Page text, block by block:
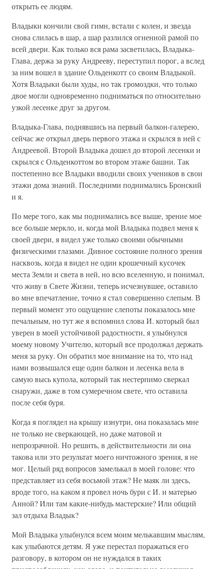
открыть ее людям.
Владыки кончили свой гимн, встали с колен, и звезда
снова слилась в шар, а шар разлился огненной рамой по
всей двери. Как только вся рама засветилась, Владыка-
Глава, держа за руку Андрееву, переступил порог, а вслед
за ним вошел в здание Ольденкотт со своим Владыкой.
Хотя Владыки были худы, но так громоздки, что только
двое могли одновременно подниматься по относительно
узкой лесенке друг за другом.
Владыка-Глава, поднявшись на первый балкон-галерею,
сейчас же открыл дверь первого этажа и скрылся в ней с
Андреевой. Второй Владыка дошел до второй лесенки и
скрылся с Ольденкоттом во втором этаже башни. Так
постепенно все Владыки вводили своих учеников в свои
этажи дома знаний. Последними поднимались Бронский
и я.
По мере того, как мы поднимались все выше, зрение мое
все больше меркло, и, когда мой Владыка подвел меня к
своей двери, я видел уже только своими обычными
физическими глазами. Дивное состояние полного зрения
насквозь, когда я видел не один крошечный кусочек
места Земли и света в ней, но всю вселенную, и понимал,
что живу в Свете Жизни, теперь исчезнувшее, оставило
во мне впечатление, точно я стал совершенно слепым. В
первый момент это ощущение слепоты показалось мне
печальным, но тут же я вспомнил слова И. который был
уверен в моей устойчивой радостности, я улыбнулся
моему новому Учителю, который все продолжал держать
меня за руку. Он обратил мое внимание на то, что над
нами возвышался еще один балкон и лесенка вела в
самую высь купола, который так нестерпимо сверкал
снаружи, даже в том сумеречном свете, что оставила
после себя буря.
Когда я поглядел на крышу изнутри, она показалась мне
не только не сверкающей, но даже матовой и
непрозрачной. Но решить, в действительности ли она
такова или это результат моего ничтожного зрения, я не
мог. Целый ряд вопросов замелькал в моей голове: что
представляет из себя восьмой этаж? Не маяк ли здесь,
вроде того, на каком я провел ночь бури с И. и матерью
Анной? Или там какие-нибудь мастерские? Или общий
зал отдыха Владык?
Мой Владыка улыбнулся всем моим мелькавшим мыслям,
как улыбаются детям. Я уже перестал поражаться его
разговору, в котором он не нуждался в таких